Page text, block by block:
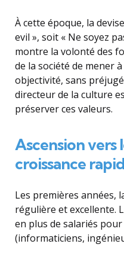
À cette époque, la
evil », soit « Ne soyez
montre la volonté des
de la société de mener
objectivité, sans
directeur de la culture
préserver ces valeurs.
Ascension vers
croissance
Les premières années,
régulière et excellente.
en plus de salariés
(informaticiens,